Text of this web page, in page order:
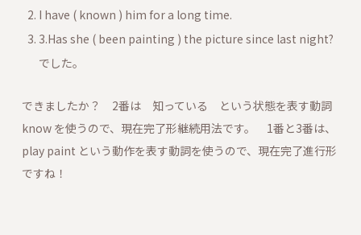
I have ( known ) him for a long time.
3.Has she ( been painting ) the picture since last night?
でした。
できましたか？ 2番は 知っている という状態を表す動詞
know を使うので、現在完了形継続用法です。 1番と3番は、
play paint という動作を表す動詞を使うので、現在完了進行形
ですね！